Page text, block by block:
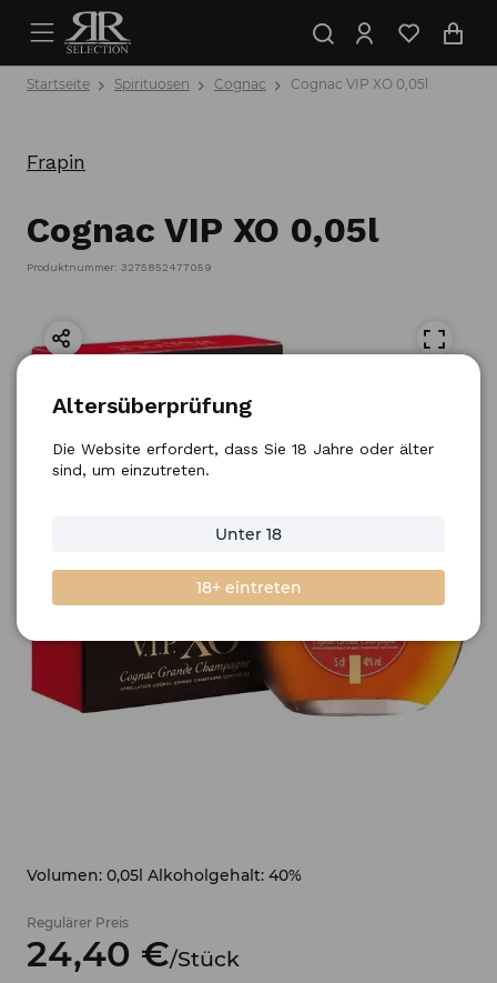
Startseite Spirituosen Cognac Cognac VIP XO 0,05l
Frapin
Cognac VIP XO 0,05l
Produktnummer: 3275852477059
Volumen: 0,05l Alkoholgehalt: 40%
Regulärer Preis
24,40 €/Stück
Altersüberprüfung
Die Website erfordert, dass Sie 18 Jahre oder älter
sind, um einzutreten.
Unter 18
18+ eintreten